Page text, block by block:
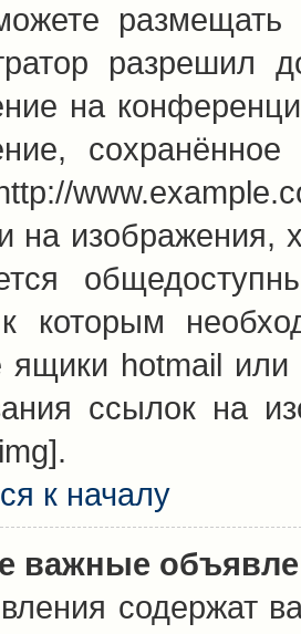
размещать
разрешил
на
на
которым
ящики hotmail
ссылок на
к началу
важные
содержат